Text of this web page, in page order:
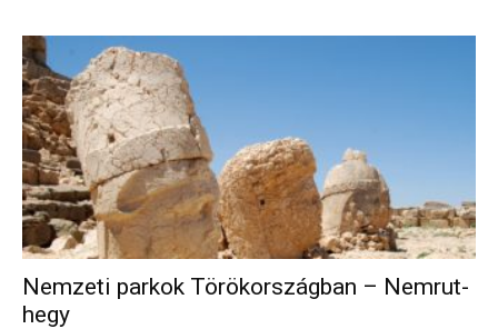
Nemzeti parkok Törökországban – Nemrut-
hegy